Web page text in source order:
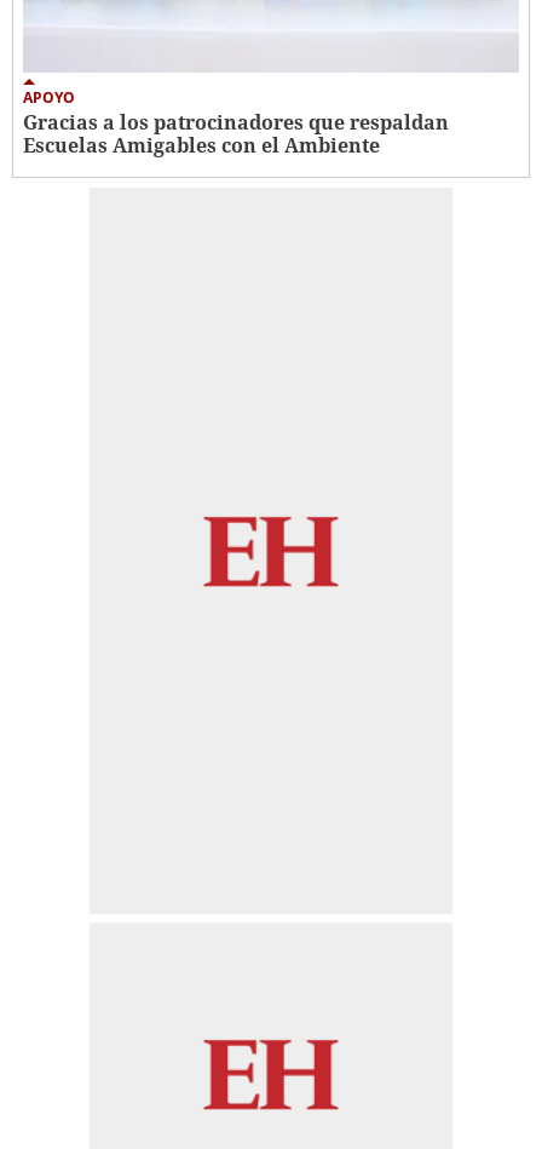
APOYO
Gracias a los patrocinadores que respaldan
Escuelas Amigables con el Ambiente